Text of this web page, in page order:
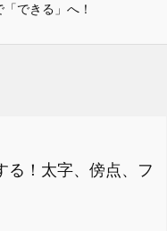
できる」へ！
検索
る！太字、傍点、フ